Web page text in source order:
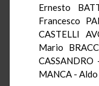
Ernesto
Francesco
CASTELLI
Mario
MANCA -